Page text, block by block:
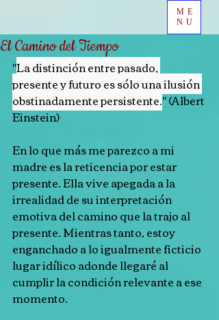
ME
NU
El Camino del Tiempo
"La distinción entre pasado,
presente y futuro es sólo una ilusión
obstinadamente persistente." (Albert
Einstein)
En lo que más me parezco a mi
madre es la reticencia por estar
presente. Ella vive apegada a la
irrealidad de su interpretación
emotiva del camino que la trajo al
presente. Mientras tanto, estoy
enganchado a lo igualmente ficticio
lugar idílico adonde llegaré al
cumplir la condición relevante a ese
momento.